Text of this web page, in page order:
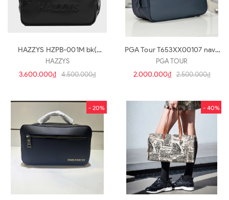
HAZZYS HZPB-001M bk(
hb273)
HAZZYS
3.600.000₫ 4.500.000₫
PGA Tour T653XX00107 navy
(HB232)
PGA TOUR
2.000.000₫ 2.500.000₫
- 20% - 40%